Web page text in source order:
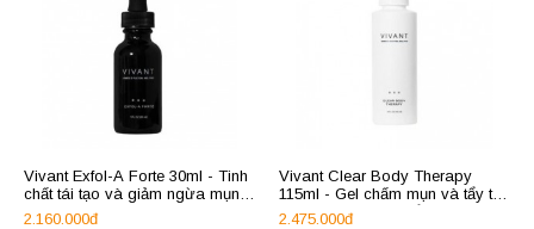
Vivant Exfol-A Forte 30ml - Tinh
chất tái tạo và giảm ngừa mụn
trứng cá cho da khỏe
2.160.000đ
Vivant Clear Body Therapy
115ml - Gel chấm mụn và tẩy tế
bào chết cho cơ thể
2.475.000đ